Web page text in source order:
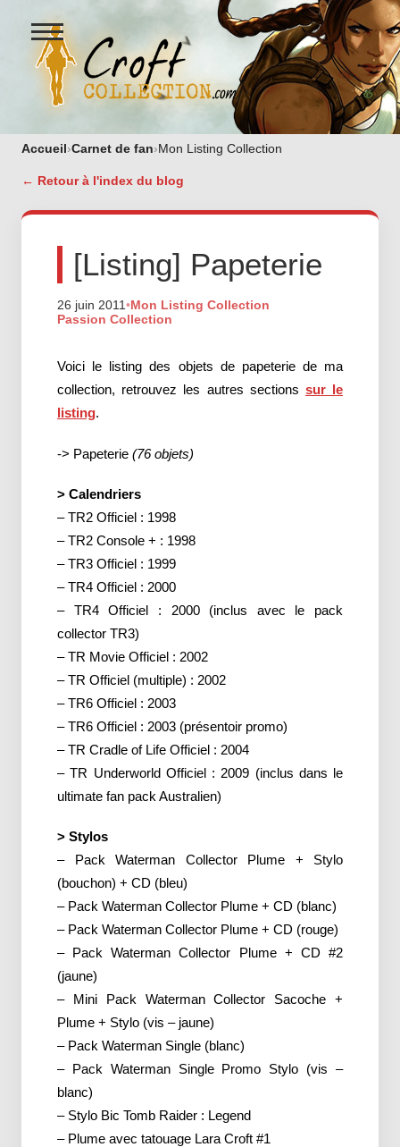
Figurines Lara Croft et
Ouvrir
le
menu
Accueil›Carnet de fan›Mon Listing Collection
← Retour à l'index du blog
[Listing] Papeterie
26 juin 2011•Mon Listing Collection
Passion Collection
Voici le listing des objets de papeterie de ma
collection, retrouvez les autres sections sur le
listing.
-> Papeterie (76 objets)
> Calendriers
– TR2 Officiel : 1998
– TR2 Console + : 1998
– TR3 Officiel : 1999
– TR4 Officiel : 2000
– TR4 Officiel : 2000 (inclus avec le pack
collector TR3)
– TR Movie Officiel : 2002
– TR Officiel (multiple) : 2002
– TR6 Officiel : 2003
– TR6 Officiel : 2003 (présentoir promo)
– TR Cradle of Life Officiel : 2004
– TR Underworld Officiel : 2009 (inclus dans le
ultimate fan pack Australien)
> Stylos
– Pack Waterman Collector Plume + Stylo
(bouchon) + CD (bleu)
– Pack Waterman Collector Plume + CD (blanc)
– Pack Waterman Collector Plume + CD (rouge)
– Pack Waterman Collector Plume + CD #2
(jaune)
– Mini Pack Waterman Collector Sacoche +
Plume + Stylo (vis – jaune)
– Pack Waterman Single (blanc)
– Pack Waterman Single Promo Stylo (vis –
blanc)
– Stylo Bic Tomb Raider : Legend
– Plume avec tatouage Lara Croft #1